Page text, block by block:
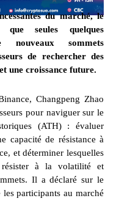
du marché, le
seules quelques
nouveaux sommets
de rechercher des
une croissance future.
Changpeng Zhao
pour naviguer sur le
(ATH) : évaluer
capacité de résistance à
et déterminer lesquelles
résister à la volatilité et
Il a déclaré sur le
participants au marché